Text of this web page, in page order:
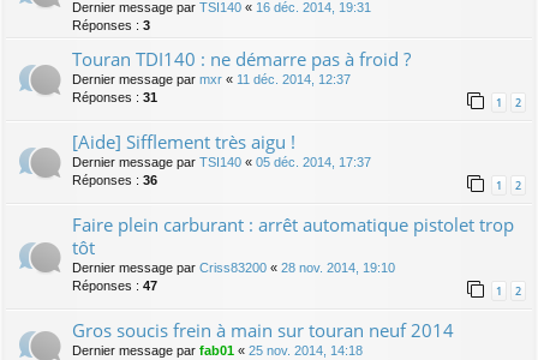
Dernier message par TSI140 « 16 déc. 2014, 19:31
Réponses : 3
Touran TDI140 : ne démarre pas à froid ?
Dernier message par mxr « 11 déc. 2014, 12:37
Réponses : 31 1 2
[Aide] Sifflement très aigu !
Dernier message par TSI140 « 05 déc. 2014, 17:37
Réponses : 36 1 2
Faire plein carburant : arrêt automatique pistolet trop
tôt
Dernier message par Criss83200 « 28 nov. 2014, 19:10
Réponses : 47 1 2
Gros soucis frein à main sur touran neuf 2014
Dernier message par fab01 « 25 nov. 2014, 14:18